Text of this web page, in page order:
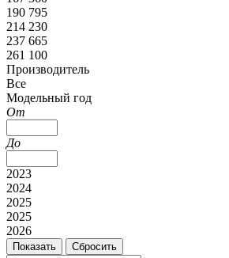
190 795
214 230
237 665
261 100
Производитель
Все
Модельный год
От
До
2023
2024
2025
2025
2026